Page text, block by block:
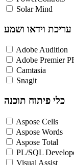
Solar Mind
עריכת וידאו ושמע
Adobe Audition
Adobe Premier
Camtasia
Snagit
כלי פיתוח תוכנה
Aspose Cells
Aspose Words
Aspose Total
PL/SQL
Visual Assist